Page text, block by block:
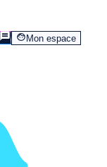
Mon espace